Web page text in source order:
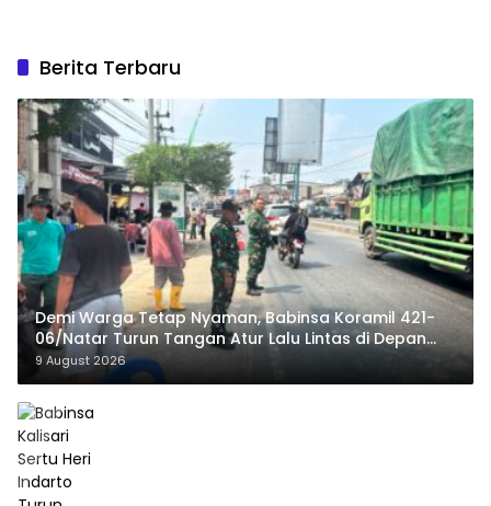
Berita Terbaru
Demi Warga Tetap Nyaman, Babinsa Koramil 421-
06/Natar Turun Tangan Atur Lalu Lintas di Depan
Masjid Baiturrohim
9 August 2026